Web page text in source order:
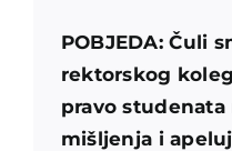
POBJEDA: Čuli
rektorskog
pravo studenata
mišljenja i